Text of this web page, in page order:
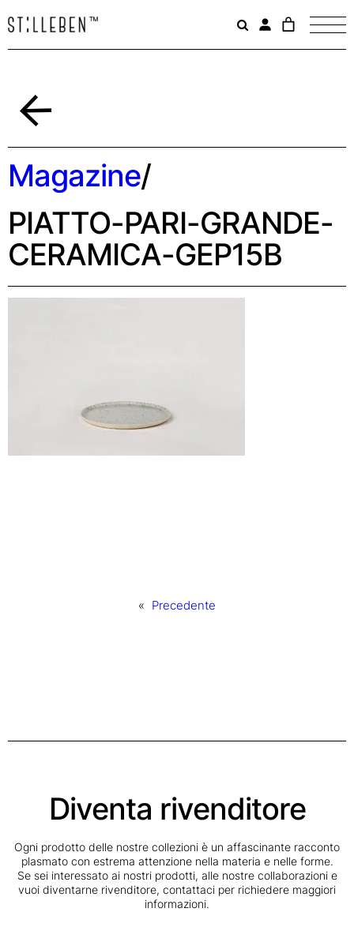
Il
è
Magazine/
PIATTO-PARI-GRANDE-
CERAMICA-GEP15B
« Precedente
Diventa rivenditore
Ogni prodotto delle nostre collezioni è un affascinante racconto
plasmato con estrema attenzione nella materia e nelle forme.
Se sei interessato ai nostri prodotti, alle nostre collaborazioni e
vuoi diventarne rivenditore, contattaci per richiedere maggiori
informazioni.